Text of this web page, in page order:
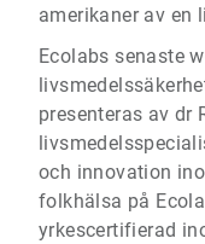
amerikaner av en
Ecolabs senaste
presenteras av dr
och innovation
folkhälsa på
yrkescertifierad